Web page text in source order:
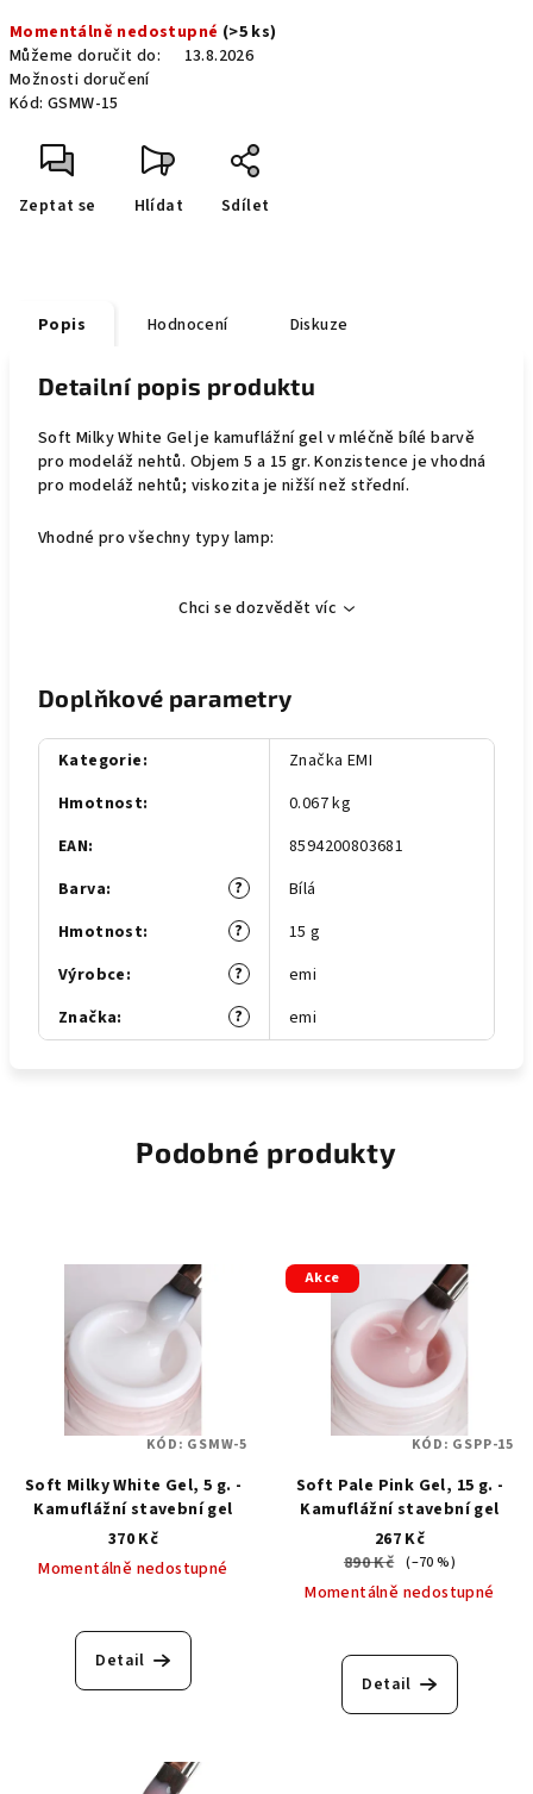
cena:
Momentálně nedostupné (>5 ks)
Můžeme doručit do:
13.8.2026
Možnosti doručení
Kód: GSMW-15
Zeptat se Hlídat Sdílet
Popis Hodnocení Diskuze
Detailní popis produktu
Soft Milky White Gel je kamuflážní gel v mléčně bílé barvě
pro modeláž nehtů. Objem 5 a 15 gr. Konzistence je vhodná
pro modeláž nehtů; viskozita je nižší než střední.
Vhodné pro všechny typy lamp:
Chci se dozvědět víc
Doplňkové parametry
Kategorie:
Značka EMI
Hmotnost:
0.067 kg
EAN:
8594200803681
?
Barva:
Bílá
?
Hmotnost:
15 g
?
Výrobce:
emi
?
Značka: emi
Podobné produkty
Soft Milky White Gel, 5 g. -
Kamuflážní stavební gel
370 Kč
Momentálně nedostupné
Detail
KÓD: GSMW-5
Akce
Soft Pale Pink Gel, 15 g. -
Kamuflážní stavební gel
267 Kč
890 Kč (–70 %)
Momentálně nedostupné
Detail
KÓD: GSPP-15